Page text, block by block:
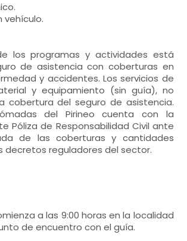
vehículo.
los programas y actividades está
de asistencia con coberturas en
y accidentes. Los servicios de
y equipamiento (sin guía), no
cobertura del seguro de asistencia.
del Pirineo cuenta con la
Póliza de Responsabilidad Civil ante
de las coberturas y cantidades
decretos reguladores del sector.
a las 9:00 horas en la localidad
de encuentro con el guía.